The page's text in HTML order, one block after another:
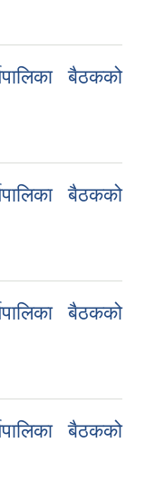
बैठकको
बैठकको
बैठकको
बैठकको